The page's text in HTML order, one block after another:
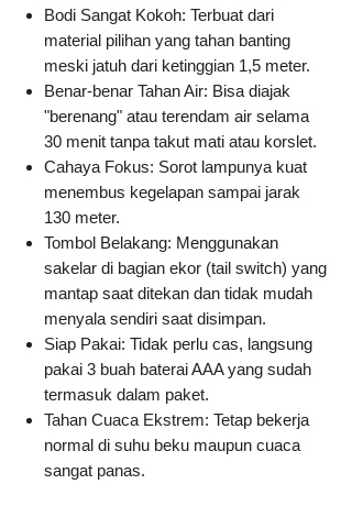
Bodi Sangat Kokoh: Terbuat dari
material pilihan yang tahan banting
meski jatuh dari ketinggian 1,5 meter.
Benar-benar Tahan Air: Bisa diajak
"berenang" atau terendam air selama
30 menit tanpa takut mati atau korslet.
Cahaya Fokus: Sorot lampunya kuat
menembus kegelapan sampai jarak
130 meter.
Tombol Belakang: Menggunakan
sakelar di bagian ekor (tail switch) yang
mantap saat ditekan dan tidak mudah
menyala sendiri saat disimpan.
Siap Pakai: Tidak perlu cas, langsung
pakai 3 buah baterai AAA yang sudah
termasuk dalam paket.
Tahan Cuaca Ekstrem: Tetap bekerja
normal di suhu beku maupun cuaca
sangat panas.